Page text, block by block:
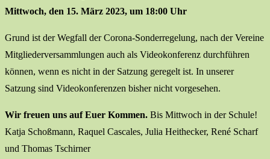
Mittwoch, den 15. März 2023, um 18:00 Uhr
Grund ist der Wegfall der Corona-Sonderregelung, nach der Vereine
Mitgliederversammlungen auch als Videokonferenz durchführen
können, wenn es nicht in der Satzung geregelt ist. In unserer
Satzung sind Videokonferenzen bisher nicht vorgesehen.
Wir freuen uns auf Euer Kommen. Bis Mittwoch in der Schule!
Katja Schoßmann, Raquel Cascales, Julia Heithecker, René Scharf
und Thomas Tschirner